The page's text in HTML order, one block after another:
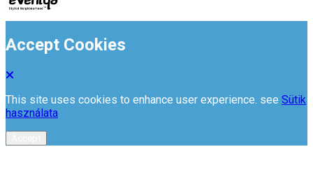
Accept Cookies
This site uses cookies to enhance user experience. see Sütik
használata